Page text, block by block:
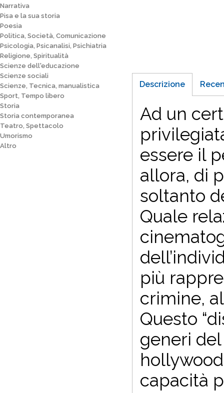
Narrativa
Pisa e la sua storia
Poesia
Politica, Società, Comunicazione
Psicologia, Psicanalisi, Psichiatria
Religione, Spiritualità
Scienze dell'educazione
Scienze sociali
Scienze, Tecnica, manualistica
Sport, Tempo libero
Storia
Storia contemporanea
Teatro, Spettacolo
Umorismo
Altro
Descrizione
Ad un
essere il
allora, di
soltanto
Quale
più
crimine,
Questo
generi
capacità